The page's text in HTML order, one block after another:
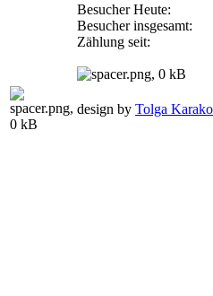
Besucher Heute:
Besucher insgesamt:
Zählung seit:
design by Tolga